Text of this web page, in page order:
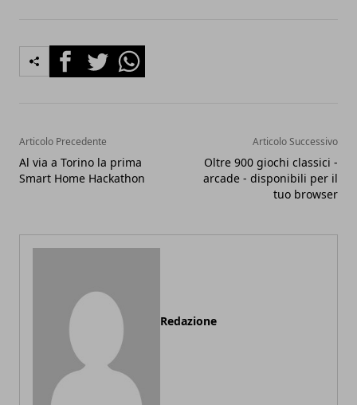
FacebookTwitterWhatsapp
Articolo Precedente
Al via a Torino la prima
Smart Home Hackathon
Articolo Successivo
Oltre 900 giochi classici -
arcade - disponibili per il
tuo browser
Redazione